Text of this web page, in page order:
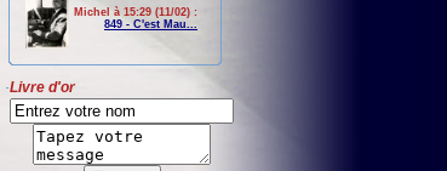
Michel à 15:29 (11/02) :
849 - C'est Mau...
Livre d'or